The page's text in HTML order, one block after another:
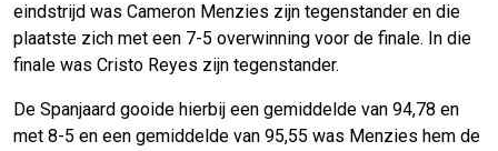
eindstrijd was Cameron Menzies zijn tegenstander en die
plaatste zich met een 7-5 overwinning voor de finale. In die
finale was Cristo Reyes zijn tegenstander.
De Spanjaard gooide hierbij een gemiddelde van 94,78 en
met 8-5 en een gemiddelde van 95,55 was Menzies hem de